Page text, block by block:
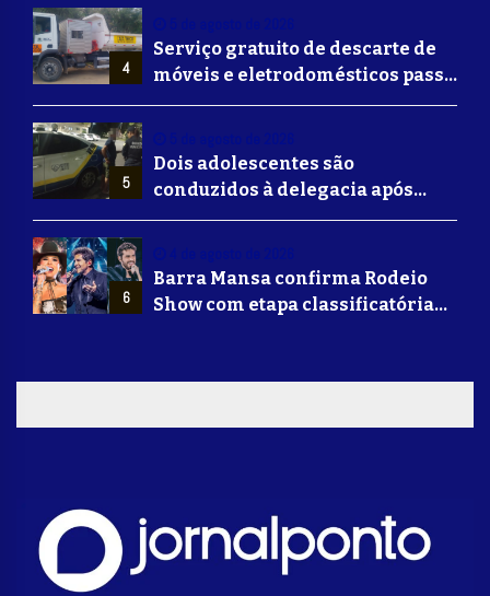
4
Serviço gratuito de descarte de
móveis e eletrodomésticos passa
a ser oferecido em Volta
5
Dois adolescentes são
conduzidos à delegacia após
suposta agressão a idoso em
6
Barra Mansa confirma Rodeio
Show com etapa classificatória